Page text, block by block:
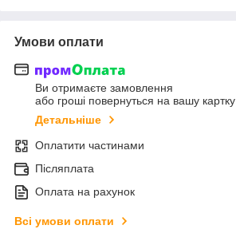
Умови оплати
Ви отримаєте замовлення
або гроші повернуться на вашу картку
Детальніше
Оплатити частинами
Післяплата
Оплата на рахунок
Всі умови оплати